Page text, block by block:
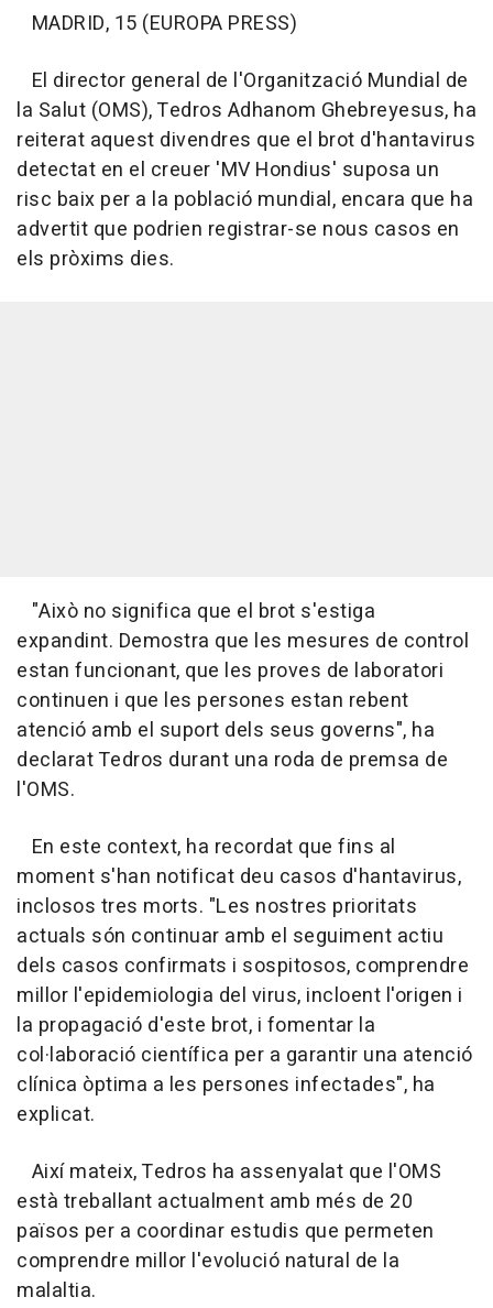
MADRID, 15 (EUROPA PRESS)
El director general de l'Organització Mundial de
la Salut (OMS), Tedros Adhanom Ghebreyesus, ha
reiterat aquest divendres que el brot d'hantavirus
detectat en el creuer 'MV Hondius' suposa un
risc baix per a la població mundial, encara que ha
advertit que podrien registrar-se nous casos en
els pròxims dies.
"Això no significa que el brot s'estiga
expandint. Demostra que les mesures de control
estan funcionant, que les proves de laboratori
continuen i que les persones estan rebent
atenció amb el suport dels seus governs", ha
declarat Tedros durant una roda de premsa de
l'OMS.
En este context, ha recordat que fins al
moment s'han notificat deu casos d'hantavirus,
inclosos tres morts. "Les nostres prioritats
actuals són continuar amb el seguiment actiu
dels casos confirmats i sospitosos, comprendre
millor l'epidemiologia del virus, incloent l'origen i
la propagació d'este brot, i fomentar la
col·laboració científica per a garantir una atenció
clínica òptima a les persones infectades", ha
explicat.
Així mateix, Tedros ha assenyalat que l'OMS
està treballant actualment amb més de 20
països per a coordinar estudis que permeten
comprendre millor l'evolució natural de la
malaltia.